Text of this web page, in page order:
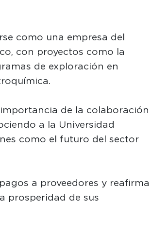
como una empresa del
con proyectos como la
de exploración en
de la colaboración
a la Universidad
como el futuro del sector
a proveedores y reafirma
prosperidad de sus